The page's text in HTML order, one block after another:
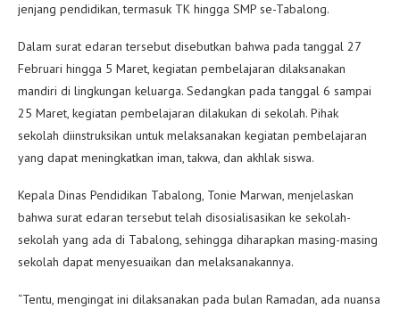
jenjang pendidikan, termasuk TK hingga SMP se-Tabalong.
Dalam surat edaran tersebut disebutkan bahwa pada tanggal 27
Februari hingga 5 Maret, kegiatan pembelajaran dilaksanakan
mandiri di lingkungan keluarga. Sedangkan pada tanggal 6 sampai
25 Maret, kegiatan pembelajaran dilakukan di sekolah. Pihak
sekolah diinstruksikan untuk melaksanakan kegiatan pembelajaran
yang dapat meningkatkan iman, takwa, dan akhlak siswa.
Kepala Dinas Pendidikan Tabalong, Tonie Marwan, menjelaskan
bahwa surat edaran tersebut telah disosialisasikan ke sekolah-
sekolah yang ada di Tabalong, sehingga diharapkan masing-masing
sekolah dapat menyesuaikan dan melaksanakannya.
“Tentu, mengingat ini dilaksanakan pada bulan Ramadan, ada nuansa